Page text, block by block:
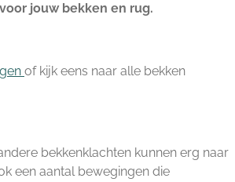
jouw bekken en rug.
of kijk eens naar alle bekken
bekkenklachten kunnen erg naar
een aantal bewegingen die